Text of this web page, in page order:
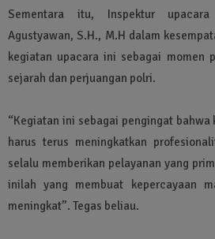
Sementara itu, Inspektur
Agustyawan, S.H., M.H dalam
kegiatan upacara ini sebagai momen
sejarah dan perjuangan polri.
“Kegiatan ini sebagai pengingat
harus terus meningkatkan
selalu memberikan pelayanan yang
inilah yang membuat kepercayaan
meningkat”. Tegas beliau.